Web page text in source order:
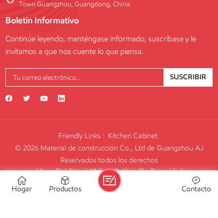
Town Guangzhou, Guangdong, China
Boletin Informativo
Continúe leyendo, manténgase informado, suscríbase y le
invitamos a que nos cuente lo que piensa.
SUSCRIBIR
Friendly Links : Kitchen Cabinet
© 2026 Material de construcción Co., Ltd de Guangzhou AJ
Reservados todos los derechos
Mapa Del Sitio | XML | Política De Privacidad
IPv6 RED SOPORTADA
Hogar Productos Contacto